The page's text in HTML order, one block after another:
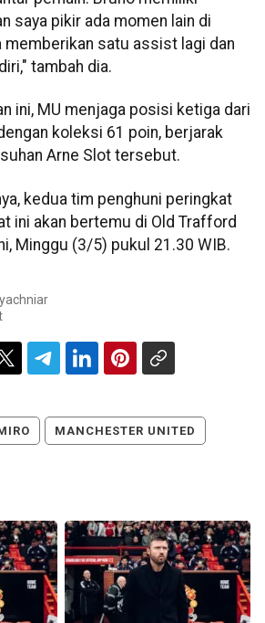
saya pikir ada momen lain di
memberikan satu assist lagi dan
tambah dia.
ini, MU menjaga posisi ketiga dari
koleksi 61 poin, berjarak
Arne Slot tersebut.
kedua tim penghuni peringkat
ini akan bertemu di Old Trafford
Minggu (3/5) pukul 21.30 WIB.
MANCHESTER UNITED